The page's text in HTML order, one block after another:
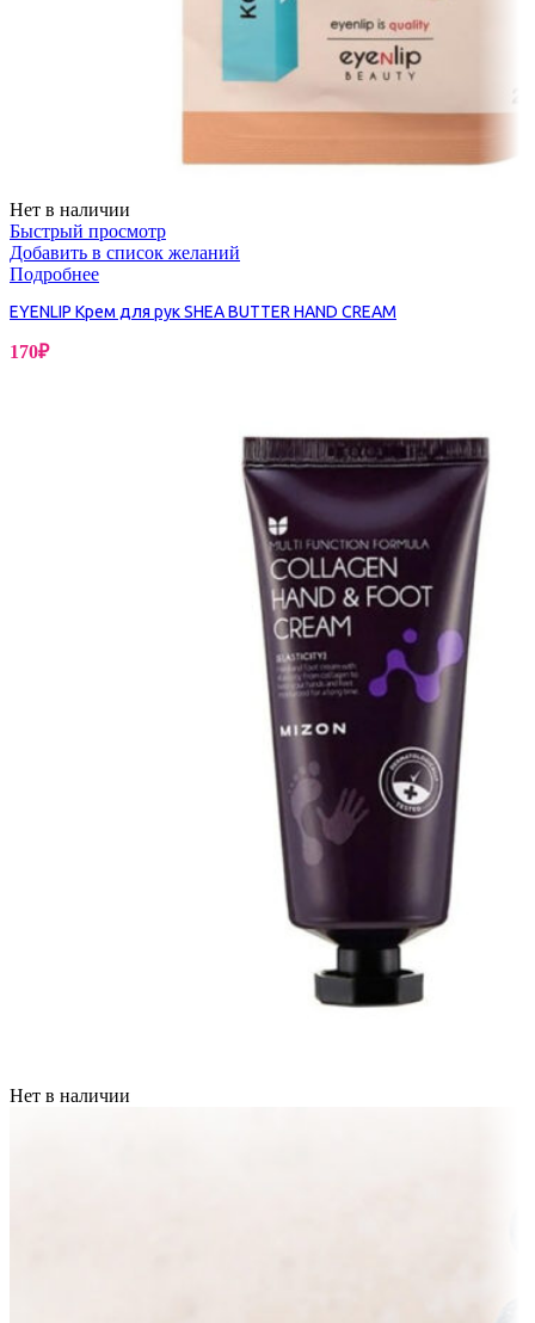
Нет в наличии
Быстрый просмотр
Добавить в список желаний
Подробнее
EYENLIP Крем для рук SHEA BUTTER HAND CREAM
170₽
Нет в наличии